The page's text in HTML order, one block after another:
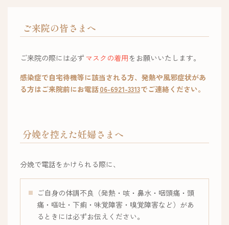
ご来院の皆さまへ
ご来院の際には必ず マスクの着用をお願いいたします。
感染症で自宅待機等に該当される方、発熱や風邪症状があ
る方はご来院前にお電話06-6921-3313でご連絡ください。
分娩を控えた妊婦さまへ
分娩で電話をかけられる際に、
ご自身の体調不良（発熱・咳・鼻水・咽頭痛・頭
痛・嘔吐・下痢・味覚障害・嗅覚障害など）があ
るときには必ずお伝えください。